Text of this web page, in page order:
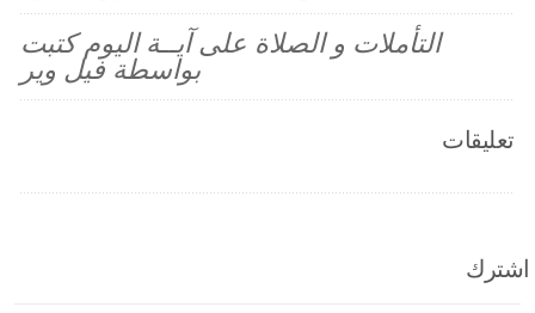
التأملات و الصلاة على آيــة اليوم كتبت
بواسطة فيل وير
تعليقات
اشترك